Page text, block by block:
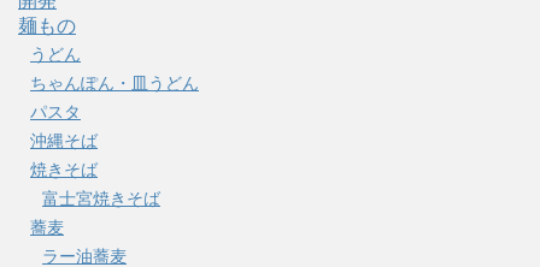
麺もの
うどん
ちゃんぽん・皿うどん
パスタ
沖縄そば
焼きそば
富士宮焼きそば
蕎麦
ラー油蕎麦